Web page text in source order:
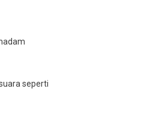
seperti